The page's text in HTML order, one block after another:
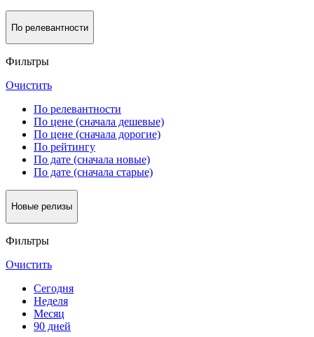
По релевантности
Фильтры
Очистить
По релевантности
По цене (сначала дешевые)
По цене (сначала дорогие)
По рейтингу
По дате (сначала новые)
По дате (сначала старые)
Новые релизы
Фильтры
Очистить
Сегодня
Неделя
Месяц
90 дней